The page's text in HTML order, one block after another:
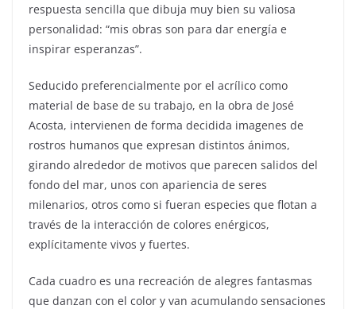
respuesta sencilla que dibuja muy bien su valiosa
personalidad: “mis obras son para dar energía e
inspirar esperanzas”.
Seducido preferencialmente por el acrílico como
material de base de su trabajo, en la obra de José
Acosta, intervienen de forma decidida imagenes de
rostros humanos que expresan distintos ánimos,
girando alrededor de motivos que parecen salidos del
fondo del mar, unos con apariencia de seres
milenarios, otros como si fueran especies que flotan a
través de la interacción de colores enérgicos,
explícitamente vivos y fuertes.
Cada cuadro es una recreación de alegres fantasmas
que danzan con el color y van acumulando sensaciones